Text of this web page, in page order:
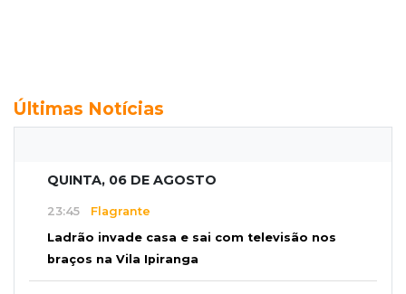
Últimas Notícias
QUINTA, 06 DE AGOSTO
23:45 Flagrante
Ladrão invade casa e sai com televisão nos
braços na Vila Ipiranga